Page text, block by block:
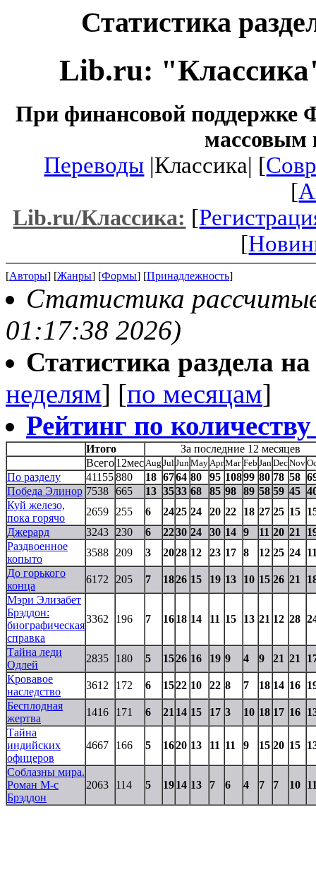
Статистика
Lib.ru:
При финансовой поддержке
массовым
Переводы |Классика| [
[
Lib.ru/Классика: [
[
[Авторы] [Жанры] [Формы] [Принадлежность]
Статистика
01:17:38 2026)
Статистика раздела
неделям] [по месяцам]
Рейтинг по
Итого
За последние 12 месяцев
Всего12мес Aug Jul Jun May AprMar Feb Jan DecNov
По разделу 41155880 18 6764 80 95 10899 80 78 58
Победа Элинор 7538 665 13 3533 68 85 98 89 58 59 45
Куй железо,
пока горячо
2659 255 6 2425 24 20 22 18 27 25 15
Джерард
3243 230 6 2230 24 30 14 9 11 20 21
Раздвоенное
копыто
3588 209 3 2028 12 23 17 8 12 25 24
До горького
конца
6172 205 7 1826 15 19 13 10 15 26 21
Мэри Элизабет
Брэддон:
биографическая
справка
3362 196 7 1618 14 11 15 13 21 12 28
Тайна леди
Одлей
2835 180 5 1526 16 19 9 4 9 21 21
Кровавое
наследство
3612 172 6 1522 10 22 8 7 18 14 16
Бесплодная
жертва
1416 171 6 21 14 15 17 3 10 18 17 16
Тайна
индийских
офицеров
4667 166 5 1620 13 11 11 9 15 20 15
Соблазны мира.
Роман М-с
Брэддон
2063 114 5 1914 13 7 6 4 7 7 10